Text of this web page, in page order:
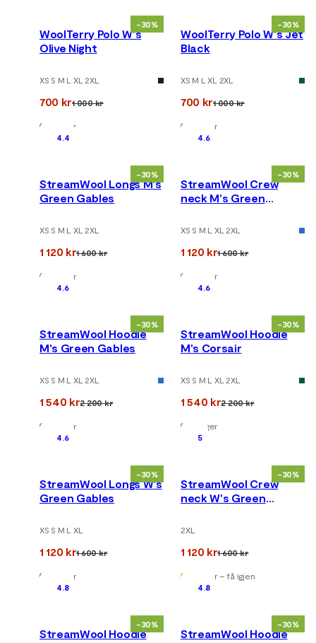
-30%
WoolTerry Polo W's
Olive Night
XS S M L XL 2XL
700 kr1 000 kr
På lager
-30%
WoolTerry Polo W's Jet
Black
XS M L XL 2XL
700 kr1 000 kr
På lager
-30%
4.4
StreamWool Longs M's
Green Gables
XS S M L XL 2XL
1 120 kr1 600 kr
På lager
-30%
4.6
StreamWool Crew
neck M's Green
XS S M L XL 2XL
1 120 kr1 600 kr
På lager
-30%
4.6
StreamWool Hoodie
M's Green Gables
XS S M L XL 2XL
1 540 kr2 200 kr
På lager
-30%
4.6
StreamWool Hoodie
M's Corsair
XS S M L XL 2XL
1 540 kr2 200 kr
På lager
-30%
4.6
StreamWool Longs W's
Green Gables
XS S M L XL
1 120 kr1 600 kr
På lager
-30%
5
StreamWool Crew
neck W's Green
2XL
1 120 kr1 600 kr
På lager – få igjen
-30%
4.8
StreamWool Hoodie
-30%
4.8
StreamWool Hoodie